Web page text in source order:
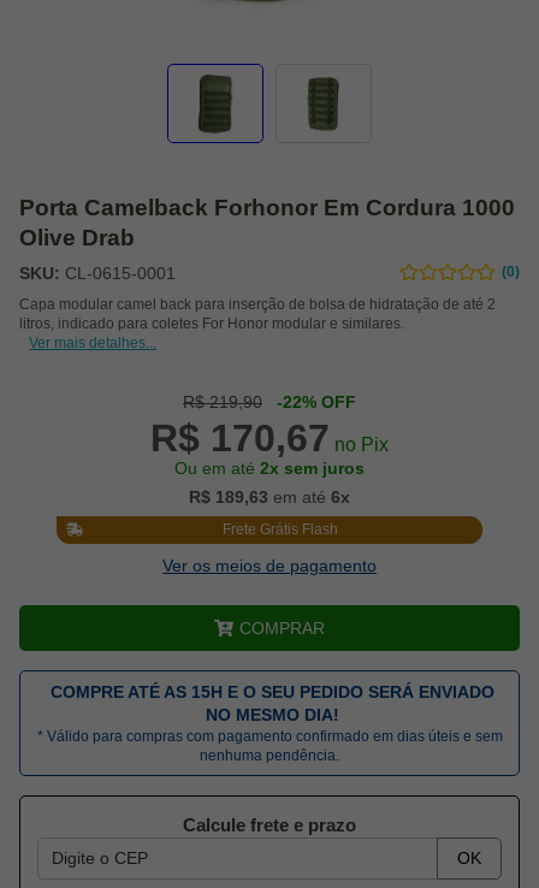
Porta Camelback Forhonor Em Cordura 1000
Olive Drab
SKU: CL-0615-0001
(0)
Capa modular camel back para inserção de bolsa de hidratação de até 2
litros, indicado para coletes For Honor modular e similares.
Ver mais detalhes...
R$ 219,90 -22% OFF
R$ 170,67 no Pix
Ou em até 2x sem juros
R$ 189,63 em até 6x
Frete Grátis Flash
Ver os meios de pagamento
COMPRAR
COMPRE ATÉ AS 15H E O SEU PEDIDO SERÁ ENVIADO
NO MESMO DIA!
* Válido para compras com pagamento confirmado em dias úteis e sem
nenhuma pendência.
Calcule frete e prazo
OK